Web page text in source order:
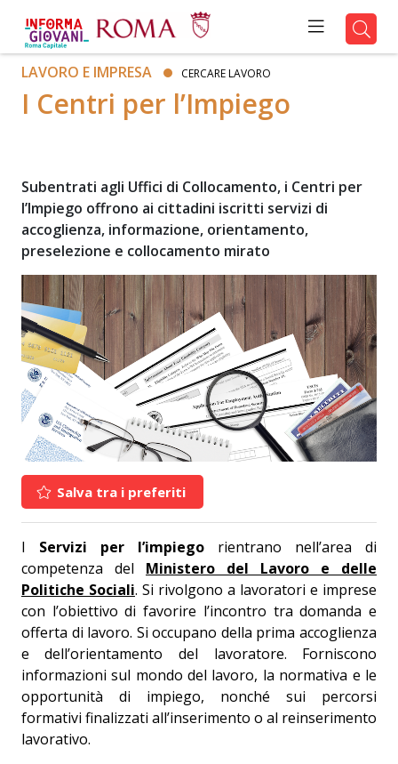
LAVORO E IMPRESA CERCARE LAVORO
I Centri per l’Impiego
Subentrati agli Uffici di Collocamento, i Centri per
l’Impiego offrono ai cittadini iscritti servizi di
accoglienza, informazione, orientamento,
preselezione e collocamento mirato
Salva tra i preferiti
I Servizi per l’impiego rientrano nell’area di
competenza del Ministero del Lavoro e delle
Politiche Sociali. Si rivolgono a lavoratori e imprese
con l’obiettivo di favorire l’incontro tra domanda e
offerta di lavoro. Si occupano della prima accoglienza
e dell’orientamento del lavoratore. Forniscono
informazioni sul mondo del lavoro, la normativa e le
opportunità di impiego, nonché sui percorsi
formativi finalizzati all’inserimento o al reinserimento
lavorativo.